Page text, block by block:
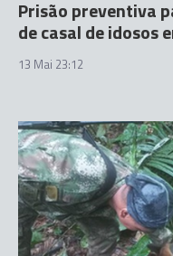
Prisão preventiva
de casal de idosos
13 Mai 23:12